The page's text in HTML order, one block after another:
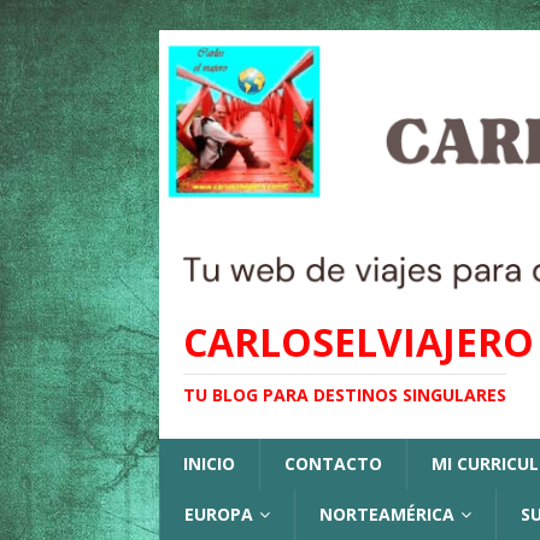
CARLOSELVIAJERO
TU BLOG PARA DESTINOS SINGULARES
INICIO CONTACTO MI
EUROPA NORTEAMÉRICA